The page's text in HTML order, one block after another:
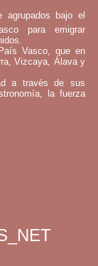
bajo el
para emigrar
Vasco, que en
Vizcaya, Álava y
a través de sus
la fuerza